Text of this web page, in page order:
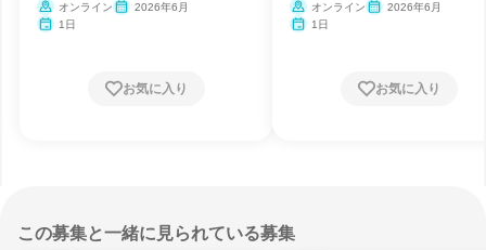
オンライン
2026年6月
1日
お気に入り
オンライン
2026年6月
1日
お気に入り
この募集と一緒に見られている募集